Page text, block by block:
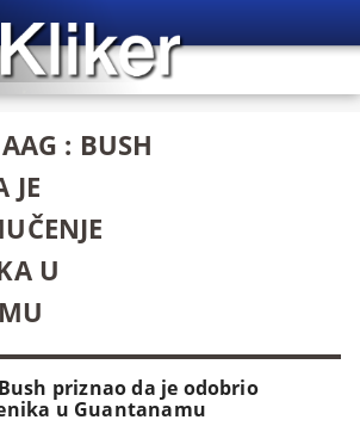
: BUSH
JE
U
priznao da je odobrio
u Guantanamu